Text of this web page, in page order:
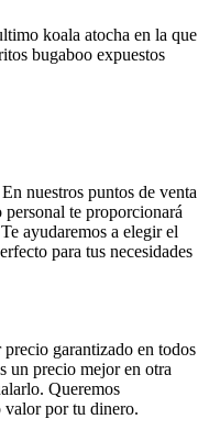
nuestros puntos de venta
te proporcionará
ayudaremos a elegir el
para tus necesidades
garantizado en todos
un precio mejor en otra
Queremos
valor por tu dinero.